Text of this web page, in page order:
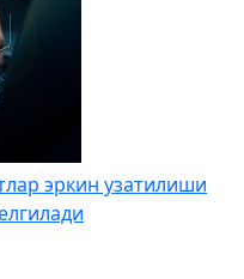
эркин узатилиши